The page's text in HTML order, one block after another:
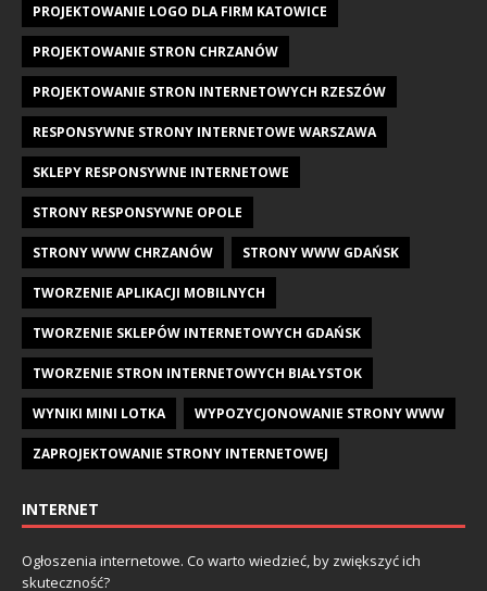
PROJEKTOWANIE LOGO DLA FIRM KATOWICE
PROJEKTOWANIE STRON CHRZANÓW
PROJEKTOWANIE STRON INTERNETOWYCH RZESZÓW
RESPONSYWNE STRONY INTERNETOWE WARSZAWA
SKLEPY RESPONSYWNE INTERNETOWE
STRONY RESPONSYWNE OPOLE
STRONY WWW CHRZANÓW STRONY WWW GDAŃSK
TWORZENIE APLIKACJI MOBILNYCH
TWORZENIE SKLEPÓW INTERNETOWYCH GDAŃSK
TWORZENIE STRON INTERNETOWYCH BIAŁYSTOK
WYNIKI MINI LOTKA WYPOZYCJONOWANIE STRONY WWW
ZAPROJEKTOWANIE STRONY INTERNETOWEJ
INTERNET
Ogłoszenia internetowe. Co warto wiedzieć, by zwiększyć ich
skuteczność?